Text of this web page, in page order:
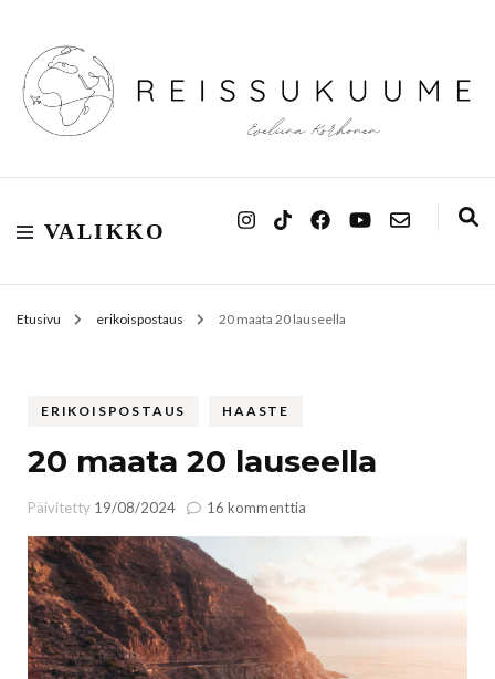
Reissukuume
VALIKKO
Etusivu erikoispostaus 20 maata 20 lauseella
ERIKOISPOSTAUS HAASTE
20 maata 20 lauseella
Päivitetty 19/08/2024 16 kommenttia